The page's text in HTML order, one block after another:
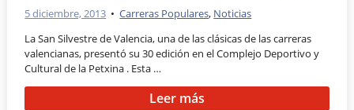
5 diciembre, 2013 •Carreras Populares, Noticias
La San Silvestre de Valencia, una de las clásicas de las carreras
valencianas, presentó su 30 edición en el Complejo Deportivo y
Cultural de la Petxina . Esta …
Leer más